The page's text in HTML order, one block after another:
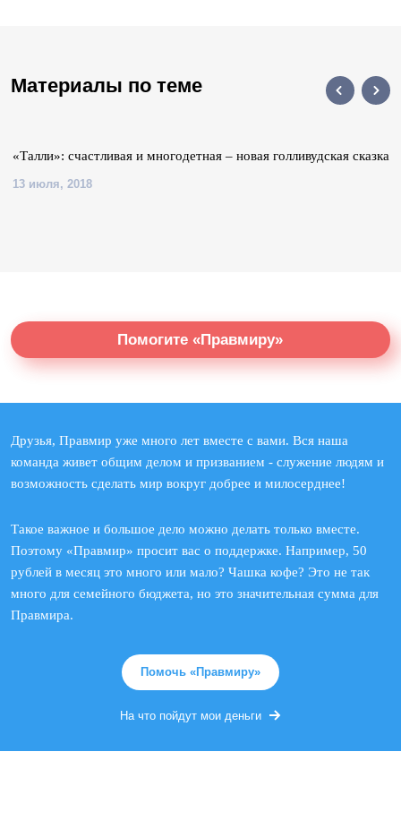
Материалы по теме
«Талли»: счастливая и многодетная – новая голливудская сказка
13 июля, 2018
Помогите «Правмиру»
Друзья, Правмир уже много лет вместе с вами. Вся наша
команда живет общим делом и призванием - служение людям и
возможность сделать мир вокруг добрее и милосерднее!
Такое важное и большое дело можно делать только вместе.
Поэтому «Правмир» просит вас о поддержке. Например, 50
рублей в месяц это много или мало? Чашка кофе? Это не так
много для семейного бюджета, но это значительная сумма для
Правмира.
Помочь «Правмиру»
На что пойдут мои деньги